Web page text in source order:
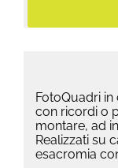
FotoQuadri
con ricordi o
montare, ad
Realizzati su
esacromia